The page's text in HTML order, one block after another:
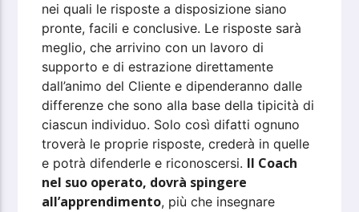
nei quali le risposte a disposizione siano
pronte, facili e conclusive. Le risposte sarà
meglio, che arrivino con un lavoro di
supporto e di estrazione direttamente
dall’animo del Cliente e dipenderanno dalle
differenze che sono alla base della tipicità di
ciascun individuo. Solo così difatti ognuno
troverà le proprie risposte, crederà in quelle
e potrà difenderle e riconoscersi. Il Coach
nel suo operato, dovrà spingere
all’apprendimento, più che insegnare